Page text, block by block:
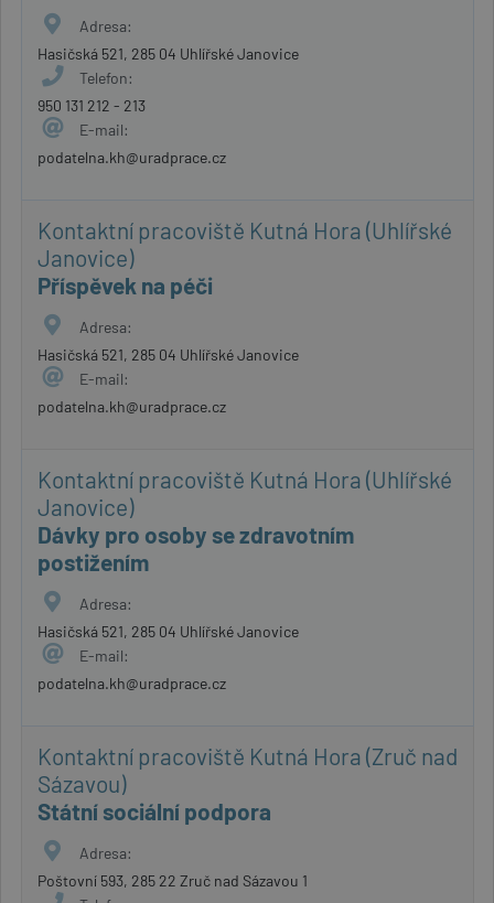
Adresa:
Hasičská 521, 285 04 Uhlířské Janovice
Telefon:
950 131 212 - 213
E-mail:
podatelna.kh@uradprace.cz
Kontaktní pracoviště Kutná Hora (Uhlířské
Janovice)
Příspěvek na péči
Adresa:
Hasičská 521, 285 04 Uhlířské Janovice
E-mail:
podatelna.kh@uradprace.cz
Kontaktní pracoviště Kutná Hora (Uhlířské
Janovice)
Dávky pro osoby se zdravotním
postižením
Adresa:
Hasičská 521, 285 04 Uhlířské Janovice
E-mail:
podatelna.kh@uradprace.cz
Kontaktní pracoviště Kutná Hora (Zruč nad
Sázavou)
Státní sociální podpora
Adresa:
Poštovní 593, 285 22 Zruč nad Sázavou 1